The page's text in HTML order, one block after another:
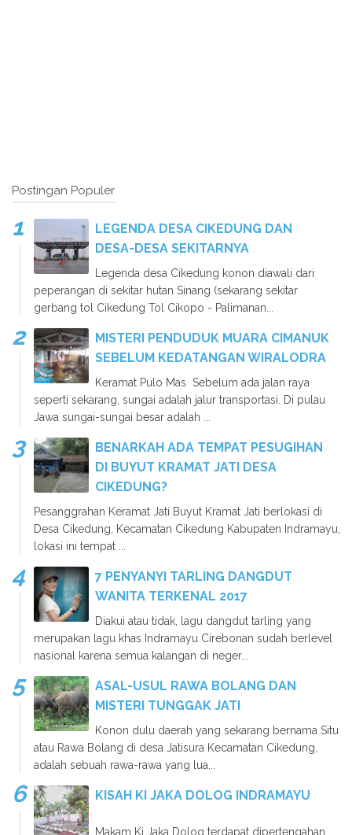
Postingan Populer
LEGENDA DESA CIKEDUNG DAN
DESA-DESA SEKITARNYA
Legenda desa Cikedung konon diawali dari
peperangan di sekitar hutan Sinang (sekarang sekitar
gerbang tol Cikedung Tol Cikopo - Palimanan...
MISTERI PENDUDUK MUARA CIMANUK
SEBELUM KEDATANGAN WIRALODRA
Keramat Pulo Mas Sebelum ada jalan raya
seperti sekarang, sungai adalah jalur transportasi. Di pulau
Jawa sungai-sungai besar adalah ...
BENARKAH ADA TEMPAT PESUGIHAN
DI BUYUT KRAMAT JATI DESA
CIKEDUNG?
Pesanggrahan Keramat Jati Buyut Kramat Jati berlokasi di
Desa Cikedung, Kecamatan Cikedung Kabupaten Indramayu,
lokasi ini tempat ...
7 PENYANYI TARLING DANGDUT
WANITA TERKENAL 2017
Diakui atau tidak, lagu dangdut tarling yang
merupakan lagu khas Indramayu Cirebonan sudah berlevel
nasional karena semua kalangan di neger...
ASAL-USUL RAWA BOLANG DAN
MISTERI TUNGGAK JATI
Konon dulu daerah yang sekarang bernama Situ
atau Rawa Bolang di desa Jatisura Kecamatan Cikedung,
adalah sebuah rawa-rawa yang lua...
KISAH KI JAKA DOLOG INDRAMAYU
Makam Ki Jaka Dolog terdapat dipertengahan